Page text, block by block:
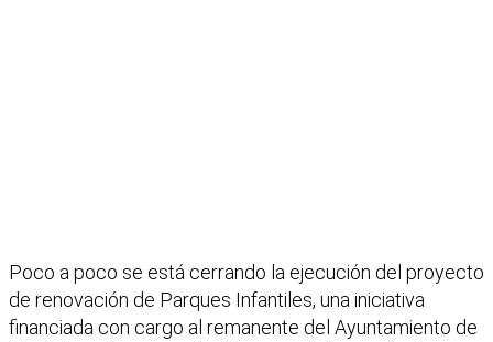
Poco a poco se está cerrando la ejecución del proyecto
de renovación de Parques Infantiles, una iniciativa
financiada con cargo al remanente del Ayuntamiento de